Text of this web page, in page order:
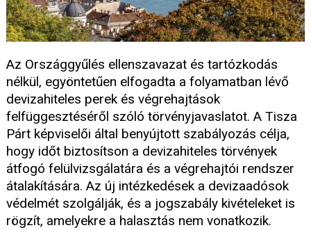
Az Országgyűlés ellenszavazat és tartózkodás
nélkül, egyöntetűen elfogadta a folyamatban lévő
devizahiteles perek és végrehajtások
felfüggesztéséről szóló törvényjavaslatot. A Tisza
Párt képviselői által benyújtott szabályozás célja,
hogy időt biztosítson a devizahiteles törvények
átfogó felülvizsgálatára és a végrehajtói rendszer
átalakítására. Az új intézkedések a devizaadósok
védelmét szolgálják, és a jogszabály kivételeket is
rögzít, amelyekre a halasztás nem vonatkozik.